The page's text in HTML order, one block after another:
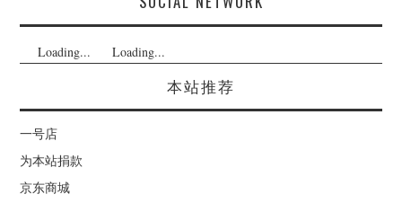
Loading... Loading...
本站推荐
一号店
为本站捐款
京东商城